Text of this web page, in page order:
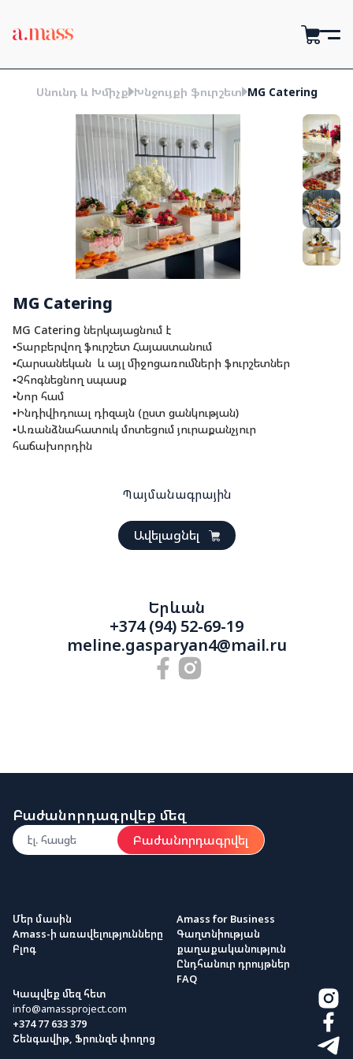
Սնունդ և Խմիչք Խնջույքի ֆուրշետ MG Catering
MG Catering
MG Catering ներկայացնում է
▪️Տարբերվող ֆուրշետ Հայաստանում
▪️Հարսանեկան և այլ միջոցառումների ֆուրշետներ
▪️Չհոգնեցնող սպասք
▪️Նոր համ
▪️Ինդիվիդուալ դիզայն (ըստ ցանկության)
▪️Առանձնահատուկ մոտեցում յուրաքանչյուր
հաճախորդին
Պայմանագրային
Ավելացնել
Երևան
+374 (94) 52-69-19
meline.gasparyan4@mail.ru
Բաժանորդագրվեք մեզ
Բաժանորդագրվել
Մեր մասին
Amass-ի առավելությունները
Բլոգ
Amass for Business
Գաղտնիության
քաղաքականություն
Ընդհանուր դրույթներ
FAQ
Կապվեք մեզ հետ
info@amassproject.com
+374 77 633 379
Շենգավիթ, Ֆրունզե փողոց